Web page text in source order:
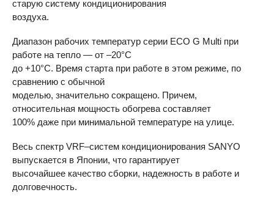
старую систему кондиционирования
воздуха.
Диапазон рабочих температур серии ECO G Multi при
работе на тепло — от –20°С
до +10°С. Время старта при работе в этом режиме, по
сравнению с обычной
моделью, значительно сокращено. Причем,
относительная мощность обогрева составляет
100% даже при минимальной температуре на улице.
Весь спектр VRF–систем кондиционирования SANYO
выпускается в Японии, что гарантирует
высочайшее качество сборки, надежность в работе и
долговечность.